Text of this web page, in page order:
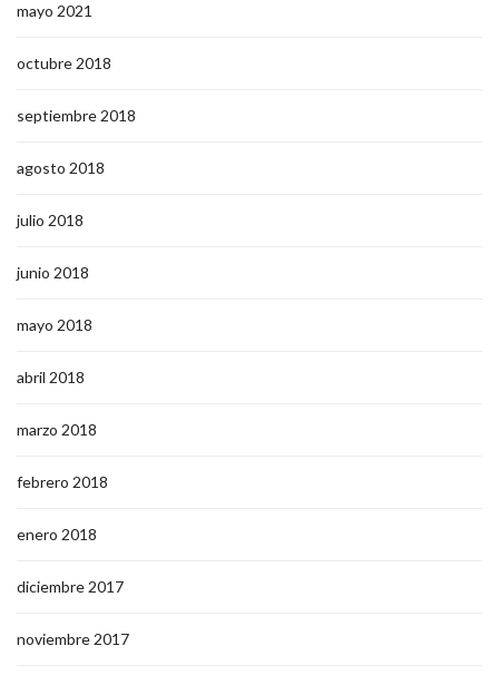
mayo 2021
octubre 2018
septiembre 2018
agosto 2018
julio 2018
junio 2018
mayo 2018
abril 2018
marzo 2018
febrero 2018
enero 2018
diciembre 2017
noviembre 2017